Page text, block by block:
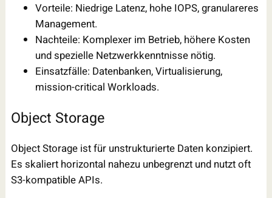
Vorteile: Niedrige Latenz, hohe IOPS, granulareres
Management.
Nachteile: Komplexer im Betrieb, höhere Kosten
und spezielle Netzwerkkenntnisse nötig.
Einsatzfälle: Datenbanken, Virtualisierung,
mission-critical Workloads.
Object Storage
Object Storage ist für unstrukturierte Daten konzipiert.
Es skaliert horizontal nahezu unbegrenzt und nutzt oft
S3-kompatible APIs.